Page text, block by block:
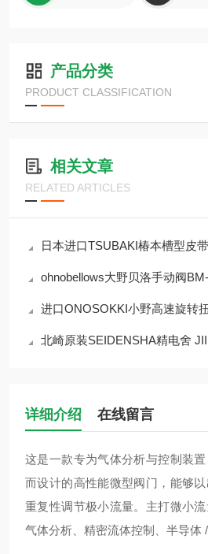
产品分类
PRODUCT CLASSIFICATION
相关文章
RELATED ARTICLES
日本进口TSUBAKI椿本槽型皮
ohnobellows大野贝洛手动阀
进口ONOSOKKI小野高速旋转
北崎原装SEIDENSHA精电舍
详细介绍 在线留言
这是一款专为气体分析与控制装
而设计的高性能微型阀门，能够
重复性调节极小流量。主打微小
气体分析、精密流体控制、半导体